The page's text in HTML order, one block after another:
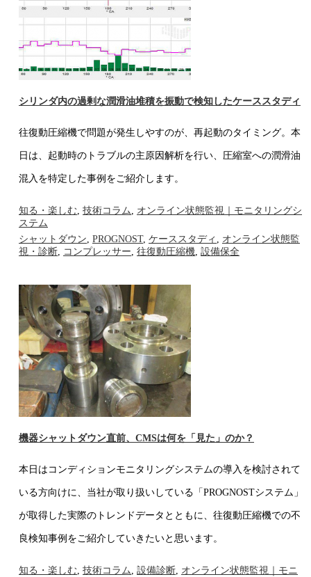
シリンダ内の過剰な潤滑油堆積を振動で検知したケーススタディ
往復動圧縮機で問題が発生しやすのが、再起動のタイミング。本
日は、起動時のトラブルの主原因解析を行い、圧縮室への潤滑油
混入を特定した事例をご紹介します。
知る・楽しむ 技術コラム
オンライン状態監視｜モニタリングシ
ステム
シャットダウン PROGNOST, ケーススタディ
オンライン状態監
視・診断
コンプレッサー 往復動圧縮機 設備保全
機器シャットダウン直前、CMSは何を「見た」のか？
本日はコンディションモニタリングシステムの導入を検討されて
いる方向けに、当社が取り扱いしている「PROGNOSTシステム」
が取得した実際のトレンドデータとともに、往復動圧縮機での不
良検知事例をご紹介していきたいと思います。
知る・楽しむ, 技術コラム, 設備診断, オンライン状態監視｜モニ